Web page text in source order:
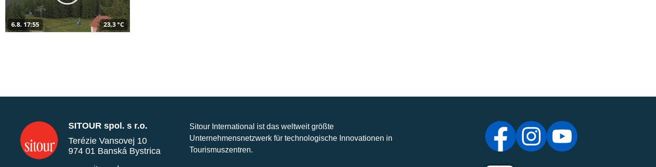
6.8. 17:55 23,3 °C
SITOUR spol. s r.o.
Terézie Vansovej 10
974 01 Banská Bystrica
Sitour International ist das weltweit größte
Unternehmensnetzwerk für technologische Innovationen in
Tourismuszentren.